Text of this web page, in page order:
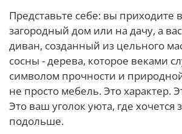
Представьте себе: вы приходите
загородный дом или на дачу, а
диван, созданный из цельного
сосны - дерева, которое веками
символом прочности и
не просто мебель. Это характер.
Это ваш уголок уюта, где хочется
подольше.